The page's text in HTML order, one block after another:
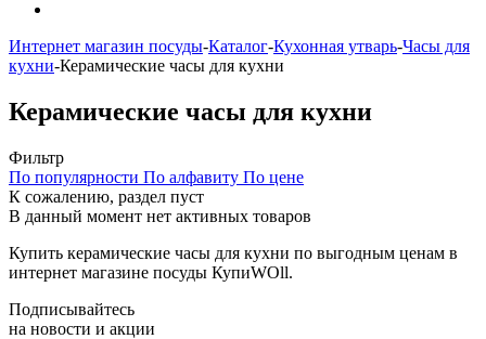
Интернет магазин посуды-Каталог-Кухонная утварь-Часы для
кухни-Керамические часы для кухни
Керамические часы для кухни
Фильтр
По популярности По алфавиту По цене
К сожалению, раздел пуст
В данный момент нет активных товаров
Купить керамические часы для кухни по выгодным ценам в
интернет магазине посуды КупиWOll.
Подписывайтесь
на новости и акции